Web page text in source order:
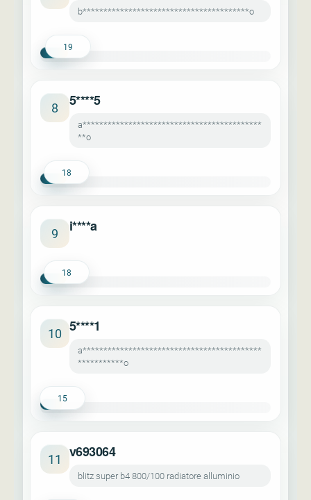
b****************************************o
19
8 5****5
a*******************************************
**o
18
9 i****a
18
10 5****1
a*******************************************
***********o
15
11 v693064
blitz super b4 800/100 radiatore alluminio